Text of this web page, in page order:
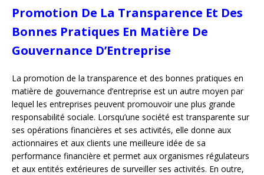
Promotion De La Transparence Et Des
Bonnes Pratiques En Matière De
Gouvernance D’Entreprise
La promotion de la transparence et des bonnes pratiques en
matière de gouvernance d’entreprise est un autre moyen par
lequel les entreprises peuvent promouvoir une plus grande
responsabilité sociale. Lorsqu’une société est transparente sur
ses opérations financières et ses activités, elle donne aux
actionnaires et aux clients une meilleure idée de sa
performance financière et permet aux organismes régulateurs
et aux entités extérieures de surveiller ses activités. En outre,